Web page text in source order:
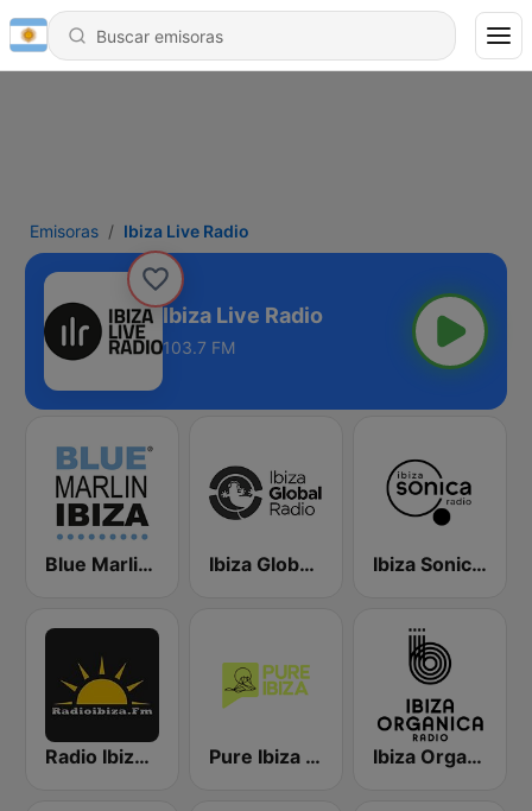
Emisoras Ibiza Live Radio
Ibiza Live Radio
103.7 FM
Blue Marlin Ibiza Radio Ibiza Global Radio Ibiza Sonica Radio
Radio Ibiza FM Pure Ibiza Radio Ibiza Organica Radio